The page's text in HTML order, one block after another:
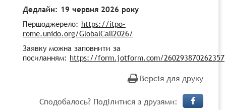
Дедлайн: 19 червня 2026 року
Першоджерело: https://itpo-
rome.unido.org/GlobalCall2026/
Заявку можна заповнити за
посиланням: https://form.jotform.com/260293870262357
Версія для друку
Сподобалось? Поділитися з друзями: